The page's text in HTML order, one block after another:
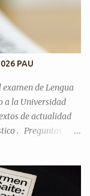
PAU
de Lengua
a la Universidad
de actualidad
. Preguntas
PAU
que la actual